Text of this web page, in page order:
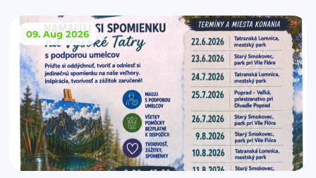
09. Aug 2026